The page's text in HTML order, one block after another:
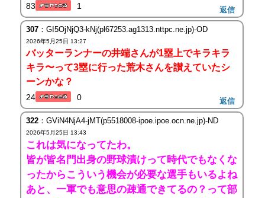
83 1 返信
307：GI5OjNjQ3-kNj(pl67253.ag1313.nttpc.ne.jp)-OD
2026年5月25日 13:27
バッターランナーの井端さんが1塁上でキラキラ
キラ〜って3塁に行った荒木さんを讃えていたシ
ーンかな？
24 0 返信
322：GViN4NjA4-jMT(p5518008-ipoe.ipoe.ocn.ne.jp)-ND
2026年5月25日 13:43
これは気になってたわ。
皆が皆名門出身の野球漬けって時代でもなくな
ったからこういう機会が必要な選手もいるよね
あと、一軍でも意思の疎通できてるの？って部